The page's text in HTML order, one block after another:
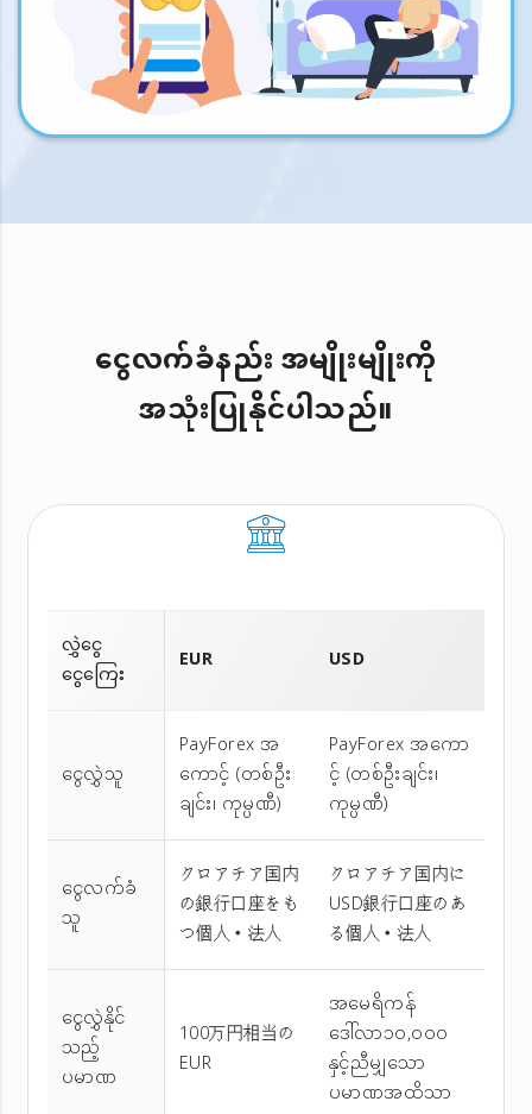
ငွေလက်ခံနည်း အမျိုးမျိုးကို
အသုံးပြုနိုင်ပါသည်။
လွှဲငွေ
ငွေကြေး
EUR USD
ငွေလွှဲသူ
PayForex အ
ကောင့် (တစ်ဦး
ချင်း၊ ကုမ္ပဏီ)
PayForex အကော
င့် (တစ်ဦးချင်း၊
ကုမ္ပဏီ)
ငွေလက်ခံ
သူ
クロアチア国内
の銀行口座をも
つ個人・法人
クロアチア国内に
USD銀行口座のあ
る個人・法人
ငွေလွှဲနိုင်
သည့်
ပမာဏ
100万円相当の
EUR
အမေရိကန်
ဒေါ်လာ၁၀,၀၀၀
နှင့်ညီမျှသော
ပမာဏအထိသာ